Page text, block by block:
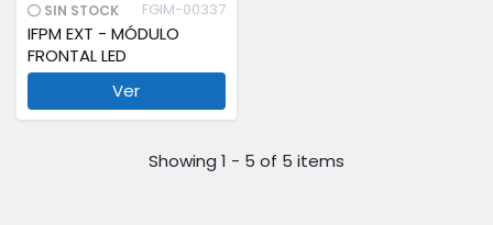
SIN STOCK FGIM-00337
IFPM EXT - MÓDULO
FRONTAL LED
Ver
Showing 1 - 5 of 5 items